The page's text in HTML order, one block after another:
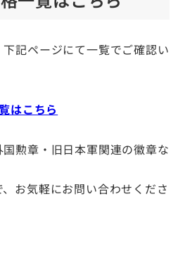
記ページにて一覧でご確認い
はこちら
勲章・旧日本軍関連の徽章な
、お気軽にお問い合わせくださ